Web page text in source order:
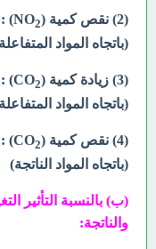
(2) نقص كمية (NO 2
) :
(باتجاه المواد
(3) زيادة كمية (CO 2
) :
(باتجاه المواد
(4) نقص كمية (CO 2
) :
(باتجاه المواد الناتجة)
(ب) بالنسبة التأثير
والناتجة: